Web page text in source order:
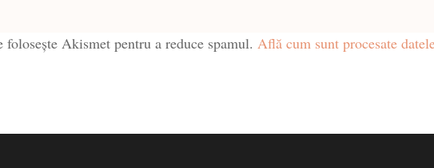
folosește Akismet pentru a reduce spamul. Află cum sunt procesate